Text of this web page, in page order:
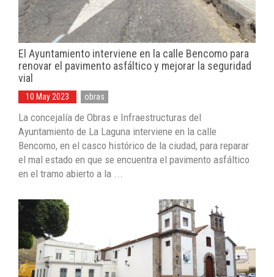
El Ayuntamiento interviene en la calle Bencomo para
renovar el pavimento asfáltico y mejorar la seguridad
vial
10 May 2023 obras
La concejalía de Obras e Infraestructuras del
Ayuntamiento de La Laguna interviene en la calle
Bencomo, en el casco histórico de la ciudad, para reparar
el mal estado en que se encuentra el pavimento asfáltico
en el tramo abierto a la ...